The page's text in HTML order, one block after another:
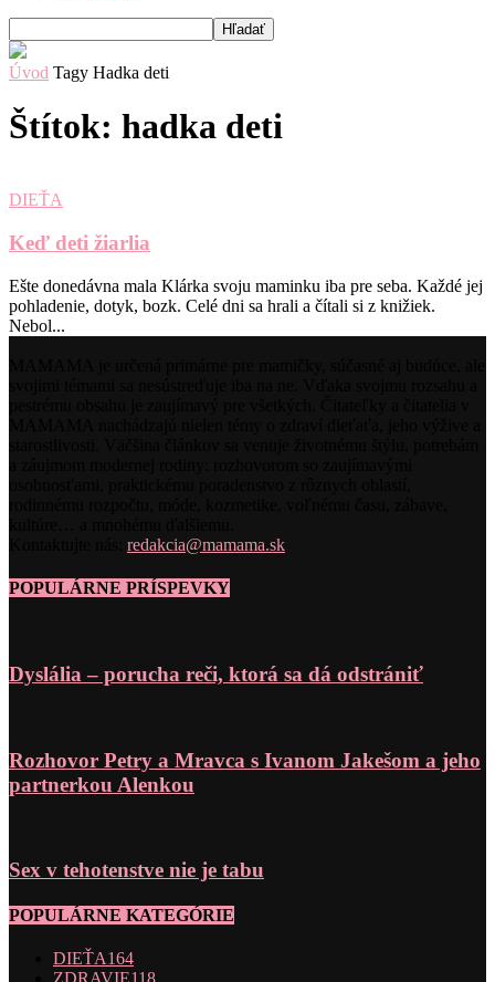
Úvod Tagy Hadka deti
Štítok: hadka deti
DIEŤA
Keď deti žiarlia
Ešte donedávna mala Klárka svoju maminku iba pre seba. Každé jej
pohladenie, dotyk, bozk. Celé dni sa hrali a čítali si z knižiek.
Nebol...
redakcia@mamama.sk
POPULÁRNE PRÍSPEVKY
Dyslália – porucha reči, ktorá sa dá odstrániť
Rozhovor Petry a Mravca s Ivanom Jakešom a jeho
partnerkou Alenkou
Sex v tehotenstve nie je tabu
POPULÁRNE KATEGÓRIE
DIEŤA164